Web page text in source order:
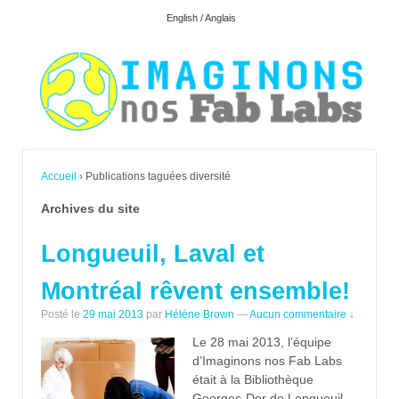
English / Anglais
Accueil › Publications taguées diversité
Archives du site
Longueuil, Laval et
Montréal rêvent ensemble!
Posté le 29 mai 2013 par Hélène Brown —Aucun commentaire ↓
Le 28 mai 2013, l’équipe
d’Imaginons nos Fab Labs
était à la Bibliothèque